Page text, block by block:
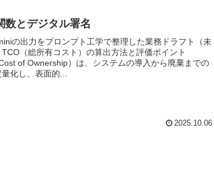
数とデジタル署名
の出力をプロンプト工学で整理した業務ドラフト（未
（総所有コスト）の算出方法と評価ポイント
of Ownership）は、システムの導入から廃棄までの
化し、表面的...
2025.10.06